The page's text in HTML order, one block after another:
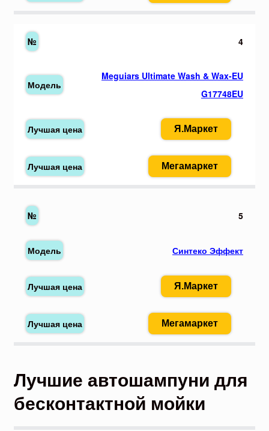
4
Meguiars Ultimate Wash & Wax-EU
G17748EU
Я.Маркет
Мегамаркет
5
Синтеко Эффект
Я.Маркет
Мегамаркет
Лучшие автошампуни для
бесконтактной мойки